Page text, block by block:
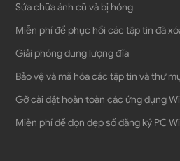
Sửa chữa ảnh cũ và bị hỏng
Miễn phí để phục hồi các tập tin đã
Giải phóng dung lượng đĩa
Bảo vệ và mã hóa các tập tin và thư
Gỡ cài đặt hoàn toàn các ứng dụng
Miễn phí để dọn dẹp sổ đăng ký PC